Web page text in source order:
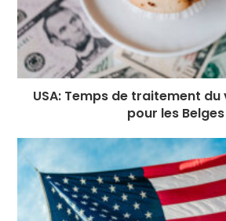
USA: Temps de traitement
pour les Belges